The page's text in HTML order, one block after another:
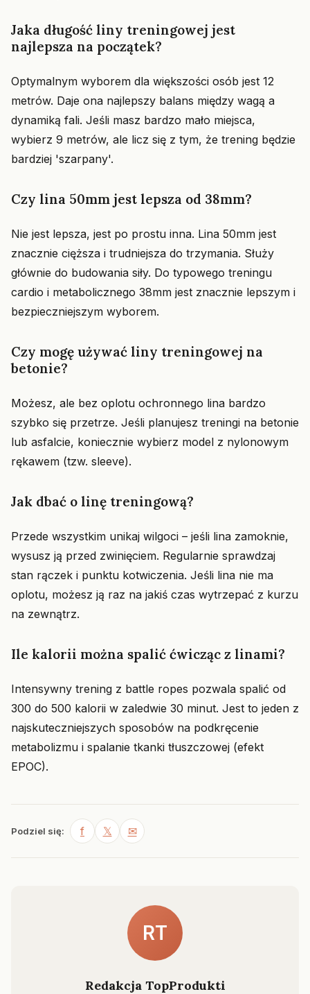
Jaka długość liny treningowej jest
najlepsza na początek?
Optymalnym wyborem dla większości osób jest 12
metrów. Daje ona najlepszy balans między wagą a
dynamiką fali. Jeśli masz bardzo mało miejsca,
wybierz 9 metrów, ale licz się z tym, że trening będzie
bardziej 'szarpany'.
Czy lina 50mm jest lepsza od 38mm?
Nie jest lepsza, jest po prostu inna. Lina 50mm jest
znacznie cięższa i trudniejsza do trzymania. Służy
głównie do budowania siły. Do typowego treningu
cardio i metabolicznego 38mm jest znacznie lepszym i
bezpieczniejszym wyborem.
Czy mogę używać liny treningowej na
betonie?
Możesz, ale bez oplotu ochronnego lina bardzo
szybko się przetrze. Jeśli planujesz treningi na betonie
lub asfalcie, koniecznie wybierz model z nylonowym
rękawem (tzw. sleeve).
Jak dbać o linę treningową?
Przede wszystkim unikaj wilgoci – jeśli lina zamoknie,
wysusz ją przed zwinięciem. Regularnie sprawdzaj
stan rączek i punktu kotwiczenia. Jeśli lina nie ma
oplotu, możesz ją raz na jakiś czas wytrzepać z kurzu
na zewnątrz.
Ile kalorii można spalić ćwicząc z linami?
Intensywny trening z battle ropes pozwala spalić od
300 do 500 kalorii w zaledwie 30 minut. Jest to jeden z
najskuteczniejszych sposobów na podkręcenie
metabolizmu i spalanie tkanki tłuszczowej (efekt
EPOC).
Podziel się: f 𝕏 ✉
RT
Redakcja TopProdukti